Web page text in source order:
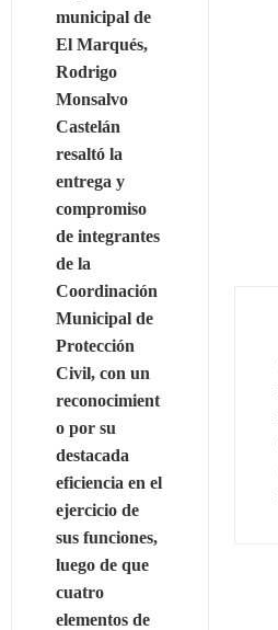
municipal de
El Marqués,
Rodrigo
Monsalvo
Castelán
resaltó la
entrega y
compromiso
de integrantes
de la
Coordinación
Municipal de
Protección
Civil, con un
reconocimient
o por su
destacada
eficiencia en el
ejercicio de
sus funciones,
luego de que
cuatro
elementos de